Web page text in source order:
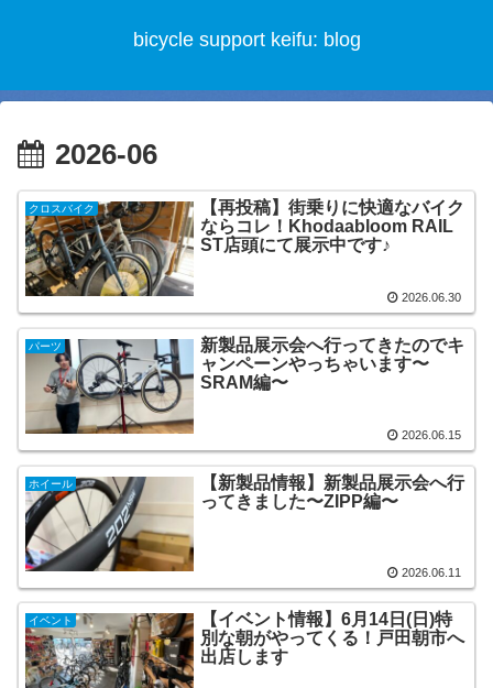
bicycle support keifu: blog
2026-06
クロスバイク
【再投稿】街乗りに快適なバイク
ならコレ！Khodaabloom RAIL
ST店頭にて展示中です♪
2026.06.30
パーツ
新製品展示会へ行ってきたのでキ
ャンペーンやっちゃいます〜
SRAM編〜
2026.06.15
ホイール
【新製品情報】新製品展示会へ行
ってきました〜ZIPP編〜
2026.06.11
イベント
【イベント情報】6月14日(日)特
別な朝がやってくる！戸田朝市へ
出店します